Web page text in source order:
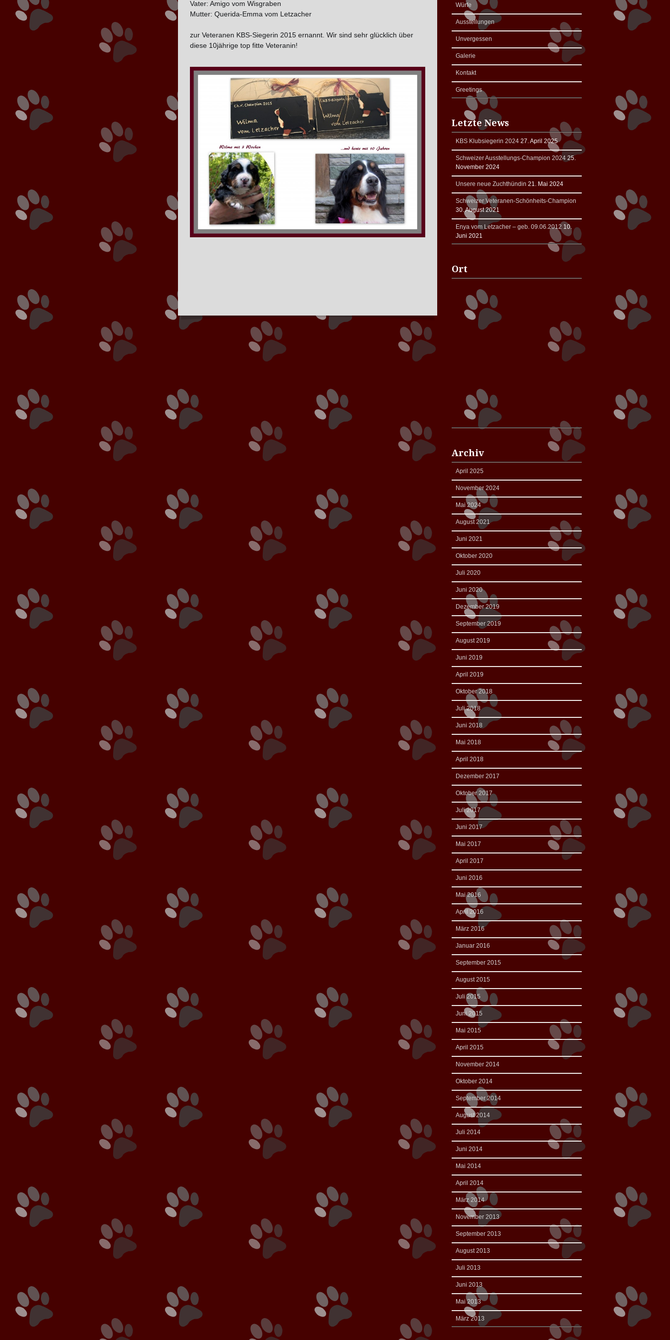
Vater: Amigo vom Wisgraben
Mutter: Querida-Emma vom Letzacher
zur Veteranen KBS-Siegerin 2015 ernannt. Wir sind sehr glücklich über
diese 10jährige top fitte Veteranin!
Würfe
Ausstellungen
Unvergessen
Galerie
Kontakt
Greetings
Letzte News
KBS Klubsiegerin 2024 27. April 2025
Schweizer Ausstellungs-Champion 2024 25.
November 2024
Unsere neue Zuchthündin 21. Mai 2024
Schweizer Veteranen-Schönheits-Champion
30. August 2021
Enya vom Letzacher – geb. 09.06.2012 10.
Juni 2021
Ort
Archiv
April 2025
November 2024
Mai 2024
August 2021
Juni 2021
Oktober 2020
Juli 2020
Juni 2020
Dezember 2019
September 2019
August 2019
Juni 2019
April 2019
Oktober 2018
Juli 2018
Juni 2018
Mai 2018
April 2018
Dezember 2017
Oktober 2017
Juli 2017
Juni 2017
Mai 2017
April 2017
Juni 2016
Mai 2016
April 2016
März 2016
Januar 2016
September 2015
August 2015
Juli 2015
Juni 2015
Mai 2015
April 2015
November 2014
Oktober 2014
September 2014
August 2014
Juli 2014
Juni 2014
Mai 2014
April 2014
März 2014
November 2013
September 2013
August 2013
Juli 2013
Juni 2013
Mai 2013
März 2013